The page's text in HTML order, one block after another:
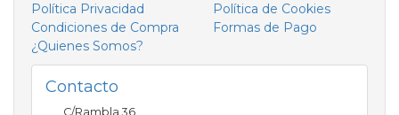
Política Privacidad
Política de Cookies
Condiciones de Compra
Formas de Pago
¿Quienes Somos?
Contacto
C/Rambla 36